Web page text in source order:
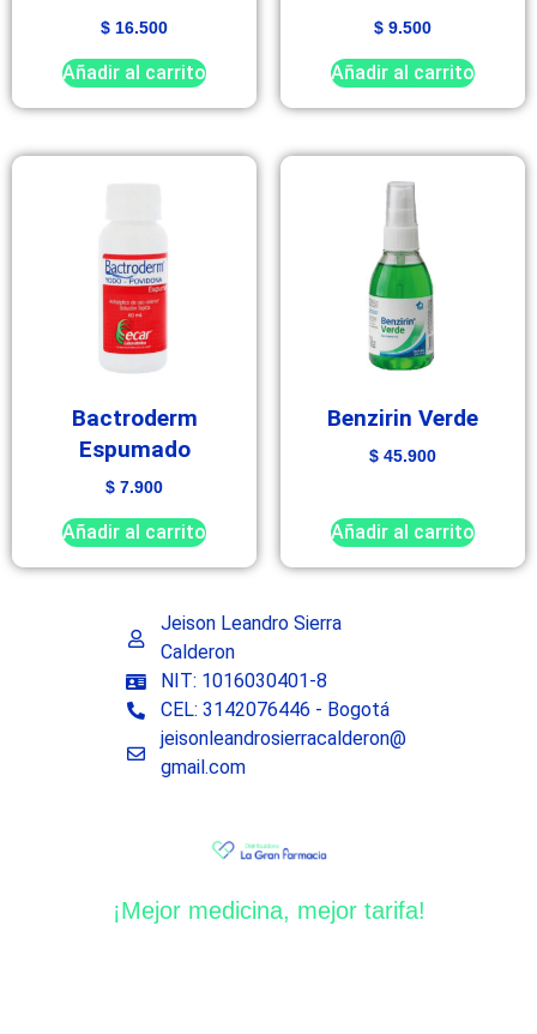
$ 16.500
Añadir al carrito
$ 9.500
Añadir al carrito
Bactroderm
Espumado
$ 7.900
Añadir al carrito
Benzirin Verde
$ 45.900
Añadir al carrito
Jeison Leandro Sierra
Calderon
NIT: 1016030401-8
CEL: 3142076446 - Bogotá
jeisonleandrosierracalderon@
gmail.com
¡Mejor medicina, mejor tarifa!